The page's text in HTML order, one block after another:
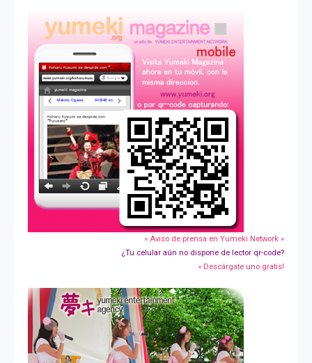
» Aviso de prensa en Yumeki Network »
¿Tu celular aún no dispone de lector qr-code?
» Descárgate uno gratis!